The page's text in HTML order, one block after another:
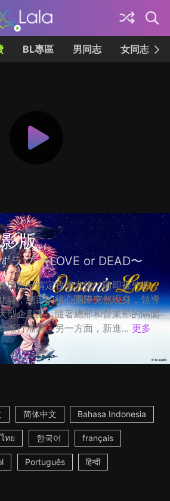
BL專區 男同志 女同志
版
ラブ 〜LOVE or DEAD〜
田創一情定牧凌太後，隨即被外派，
時，總部的核心團隊突然現身，領導
型企劃案，隨著總部和營業部的隔閡
漸行漸遠。另一方面，新進... 更多
简体中文 Bahasa Indonesia
ทย 한국어 français
Português हिन्दी